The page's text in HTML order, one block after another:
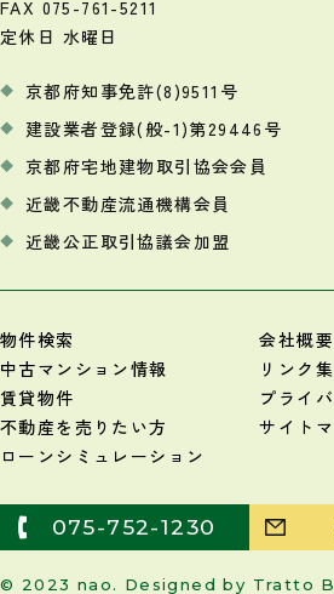
FAX 075-761-5211
定休日 水曜日
京都府知事免許(8)9511号
建設業者登録(般-1)第29446号
京都府宅地建物取引協会会員
近畿不動産流通機構会員
近畿公正取引協議会加盟
物件検索
中古マンション情報
賃貸物件
不動産を売りたい方
ローンシミュレーション
会社概要
リンク集
プライ
サイト
075-752-1230
© 2023 nao. Designed by Tratto